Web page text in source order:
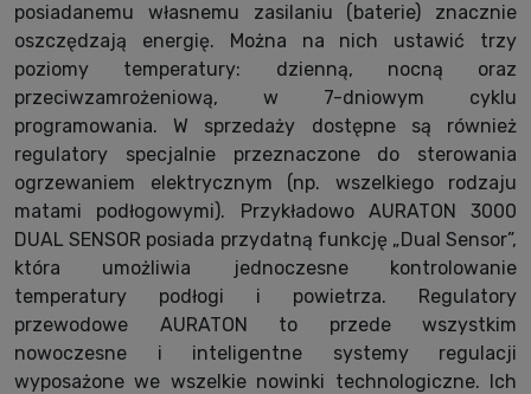
posiadanemu własnemu zasilaniu (baterie) znacznie
oszczędzają energię. Można na nich ustawić trzy
poziomy temperatury: dzienną, nocną oraz
przeciwzamrożeniową, w 7-dniowym cyklu
programowania. W sprzedaży dostępne są również
regulatory specjalnie przeznaczone do sterowania
ogrzewaniem elektrycznym (np. wszelkiego rodzaju
matami podłogowymi). Przykładowo AURATON 3000
DUAL SENSOR posiada przydatną funkcję „Dual Sensor”,
która umożliwia jednoczesne kontrolowanie
temperatury podłogi i powietrza. Regulatory
przewodowe AURATON to przede wszystkim
nowoczesne i inteligentne systemy regulacji
wyposażone we wszelkie nowinki technologiczne. Ich